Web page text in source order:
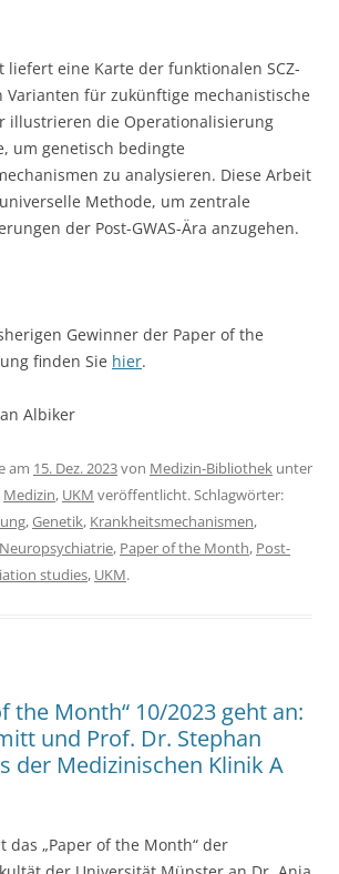
liefert eine Karte der funktionalen SCZ-
Varianten für zukünftige mechanistische
illustrieren die Operationalisierung
um genetisch bedingte
zu analysieren. Diese Arbeit
Methode, um zentrale
der Post-GWAS-Ära anzugehen.
Gewinner der Paper of the
finden Sie hier.
Albiker
am 15. Dez. 2023von Medizin-Bibliothek unter
Medizin, UKM veröffentlicht. Schlagwörter:
,Genetik, Krankheitsmechanismen,
Neuropsychiatrie, Paper of the Month, Post-
studies, UKM.
the Month“ 10/2023 geht an:
und Prof. Dr. Stephan
der Medizinischen Klinik A
das „Paper of the Month“ der